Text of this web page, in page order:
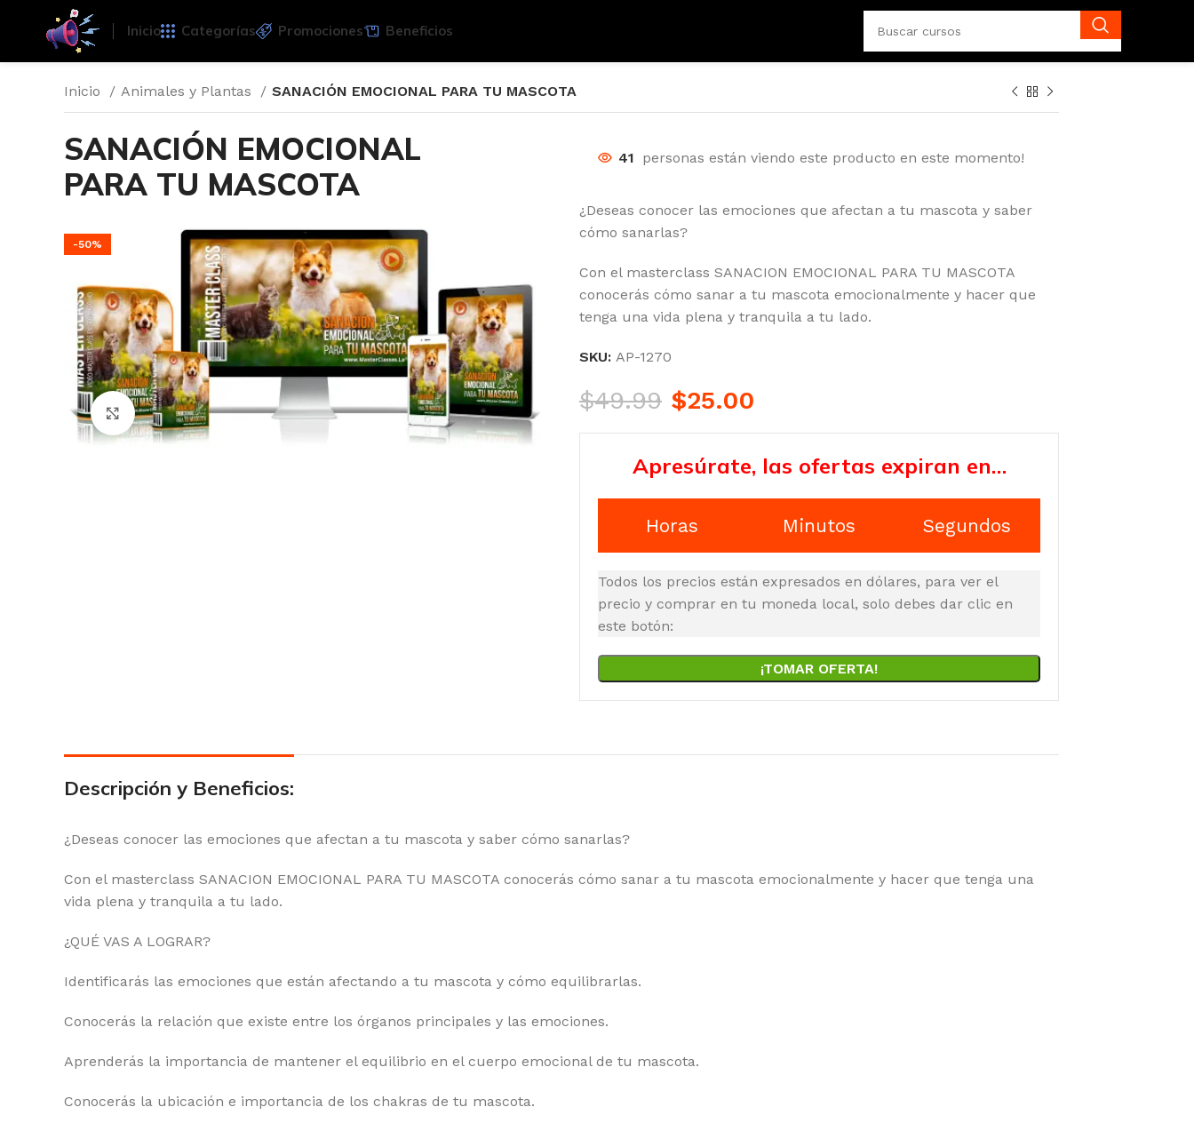
Inicio Categorías Promociones Beneficios
Inicio Animales y Plantas SANACIÓN EMOCIONAL PARA TU MASCOTA
SANACIÓN EMOCIONAL
PARA TU MASCOTA
-50%
Click para agrandar
41 personas están viendo este producto en este momento!
¿Deseas conocer las emociones que afectan a tu mascota y saber
cómo sanarlas?
Con el masterclass SANACION EMOCIONAL PARA TU MASCOTA
conocerás cómo sanar a tu mascota emocionalmente y hacer que
tenga una vida plena y tranquila a tu lado.
SKU: AP-1270
$49.99 $25.00
Apresúrate, las ofertas expiran en…
Horas Minutos Segundos
Todos los precios están expresados en dólares, para ver el
precio y comprar en tu moneda local, solo debes dar clic en
este botón:
¡TOMAR OFERTA!
Descripción y Beneficios:
¿Deseas conocer las emociones que afectan a tu mascota y saber cómo sanarlas?
Con el masterclass SANACION EMOCIONAL PARA TU MASCOTA conocerás cómo sanar a tu mascota emocionalmente y hacer que tenga una
vida plena y tranquila a tu lado.
¿QUÉ VAS A LOGRAR?
Identificarás las emociones que están afectando a tu mascota y cómo equilibrarlas.
Conocerás la relación que existe entre los órganos principales y las emociones.
Aprenderás la importancia de mantener el equilibrio en el cuerpo emocional de tu mascota.
Conocerás la ubicación e importancia de los chakras de tu mascota.